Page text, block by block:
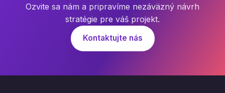
Ozvite sa nám a pripravíme nezáväzný návrh
stratégie pre váš projekt.
Kontaktujte nás